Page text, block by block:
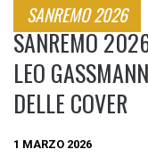
SANREMO 2026
SANREMO
LEO
DELLE COVER
1 MARZO 2026